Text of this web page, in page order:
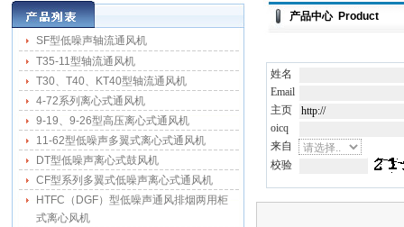
SF型低噪声轴流通风机
T35-11型轴流通风机
T30、T40、KT40型轴流通风机
4-72系列离心式通风机
9-19、9-26型高压离心式通风机
11-62型低噪声多翼式离心式通风机
DT型低噪声离心式鼓风机
CF型系列多翼式低噪声离心式通风机
HTFC（DGF）型低噪声通风排烟两用柜
式离心风机
产品中心 Product
姓名
Email
主页
oicq
来自
校验